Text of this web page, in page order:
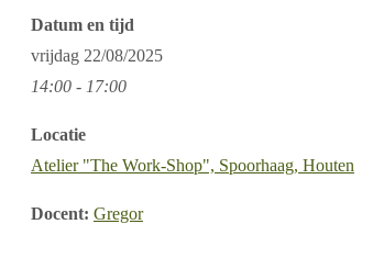
Datum en tijd
vrijdag 22/08/2025
14:00 - 17:00
Locatie
Atelier "The Work-Shop", Spoorhaag, Houten
Docent: Gregor